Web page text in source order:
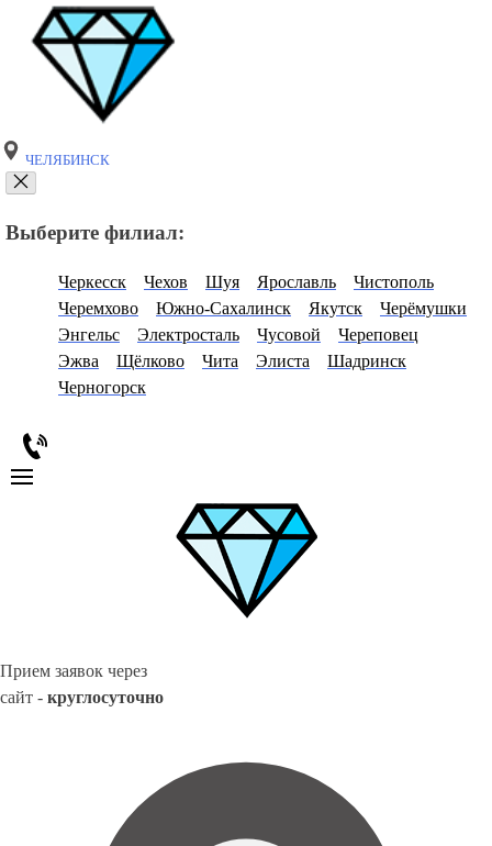
ЧЕЛЯБИНСК
Выберите филиал:
Черкесск Чехов Шуя Ярославль
Чистополь
Черемхово
Южно-Сахалинск Якутск
Черёмушки
Энгельс
Электросталь Чусовой
Череповец
Эжва
Щёлково Чита Элиста
Шадринск
Черногорск
Прием заявок через
сайт - круглосуточно